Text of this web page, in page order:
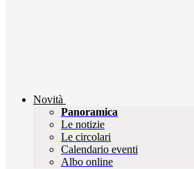
Novità
Panoramica
Le notizie
Le circolari
Calendario eventi
Albo online